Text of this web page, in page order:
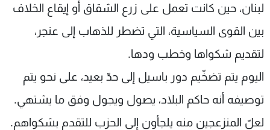
لبنان، حين كانت تعمل على زرع الشقاق أو إيقاع الخلاف
بين القوى السياسية، التي تضطر للذهاب إلى عنجر،
لتقديم شكواها وخطب ودها.
اليوم يتم تضخّيم دور باسيل إلى حدّ بعيد، على نحو يتم
توصيفه أنه حاكم البلاد، يصول ويجول وفق ما يشتهي.
لعلّ المنزعجين منه يلجأون إلى الحزب للتقدم بشكواهم.